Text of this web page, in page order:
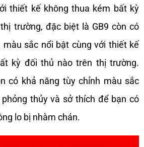
thiết kế không thua kém bất kỳ
trường, đặc biệt là GB9 còn có
màu sắc nổi bật cùng với thiết kế
kỳ đối thủ nào trên thị trường.
có khả năng tùy chỉnh màu sắc
thủy và sở thích để bạn có
lo bị nhàm chán.